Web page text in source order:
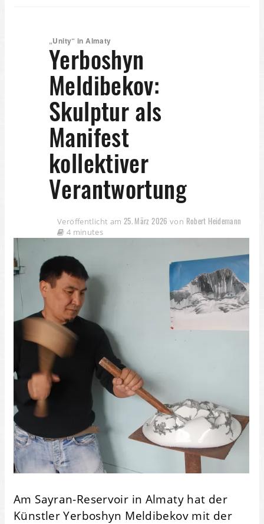
„Unity“ in Almaty
Yerboshyn
Meldibekov:
Skulptur als
Manifest
kollektiver
Verantwortung
Veröffentlicht am 25. März 2026 von Robert Heidemann
4 minutes
Am Sayran-Reservoir in Almaty hat der
Künstler Yerboshyn Meldibekov mit der